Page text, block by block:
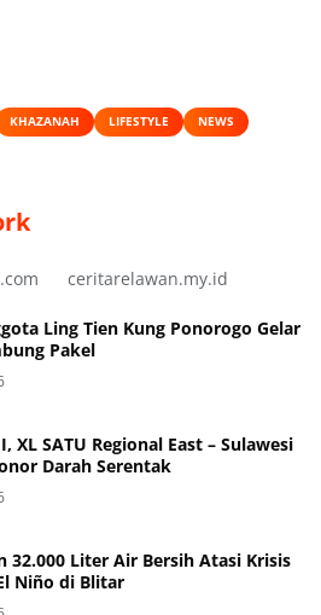
KHAZANAH LIFESTYLE
NEWS
ceritarelawan.my.id
Ling Tien Kung Ponorogo Gelar
Pakel
XL SATU Regional East – Sulawesi
Darah Serentak
32.000 Liter Air Bersih Atasi Krisis
Niño di Blitar